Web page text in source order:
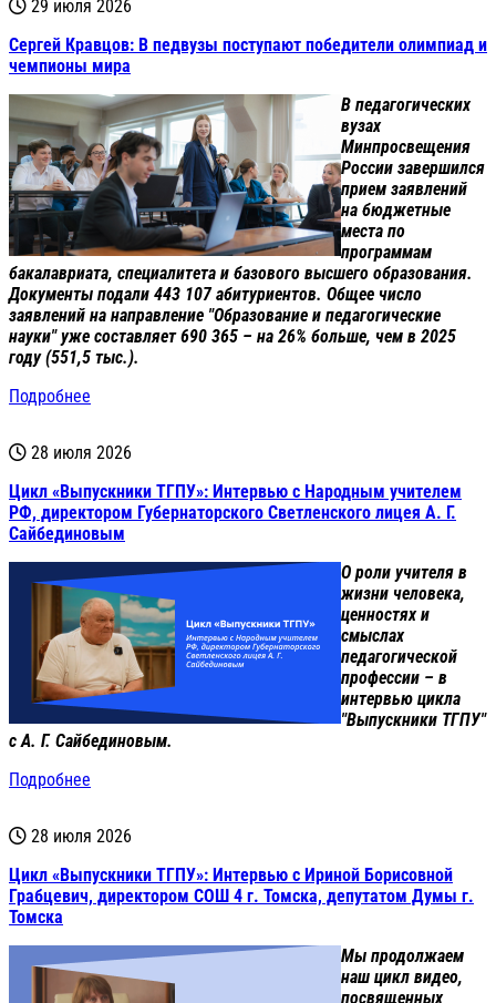
29 июля 2026
Сергей Кравцов: В педвузы поступают победители олимпиад и
чемпионы мира
В педагогических
вузах
Минпросвещения
России завершился
прием заявлений
на бюджетные
места по
программам
бакалавриата, специалитета и базового высшего образования.
Документы подали 443 107 абитуриентов. Общее число
заявлений на направление "Образование и педагогические
науки" уже составляет 690 365 – на 26% больше, чем в 2025
году (551,5 тыс.).
Подробнее
28 июля 2026
Цикл «Выпускники ТГПУ»: Интервью с Народным учителем
РФ, директором Губернаторского Светленского лицея А. Г.
Сайбединовым
О роли учителя в
жизни человека,
ценностях и
смыслах
педагогической
профессии – в
интервью цикла
"Выпускники ТГПУ"
с А. Г. Сайбединовым.
Подробнее
28 июля 2026
Цикл «Выпускники ТГПУ»: Интервью с Ириной Борисовной
Грабцевич, директором СОШ 4 г. Томска, депутатом Думы г.
Томска
Мы продолжаем
наш цикл видео,
посвященных